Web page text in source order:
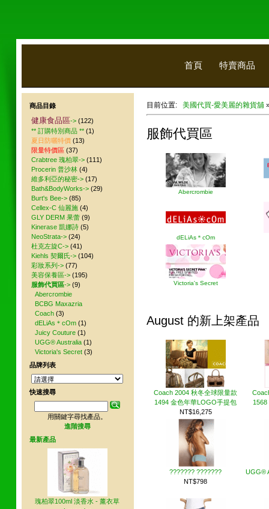
首頁 特賣商品
目前位置: 美國代買-愛美麗的雜貨舖
服飾代買區
Abercrombie
dELiAs＊cOm
Victoria's Secret
August 的新上架產品
Coach 2004 秋冬全球限量款
1494 金色年華LOGO手提包
NT$16,275
??????? ???????
NT$798
UGG®
商品目錄
健康食品區-> (122)
** 訂購特別商品 ** (1)
夏日防曬特價 (13)
限量特價區 (37)
Crabtree 瑰柏翠-> (111)
Procerin 普沙林 (4)
維多利亞的秘密-> (17)
Bath&BodyWorks-> (29)
Burt's Bee-> (85)
Cellex-C 仙麗施 (4)
GLY DERM 果蕾 (9)
Kinerase 凱娜詩 (5)
NeoStrata-> (24)
杜克左旋C-> (41)
Kiehls 契爾氏-> (104)
彩妝系列-> (77)
美容保養區-> (195)
服飾代買區-> (9)
Abercrombie
BCBG Maxazria
Coach (3)
dELiAs＊cOm (1)
Juicy Couture (1)
UGG® Australia (1)
Victoria's Secret (3)
品牌列表
快速搜尋
用關鍵字尋找產品。
進階搜尋
最新產品
瑰柏翠100ml 淡香水 - 薰衣草